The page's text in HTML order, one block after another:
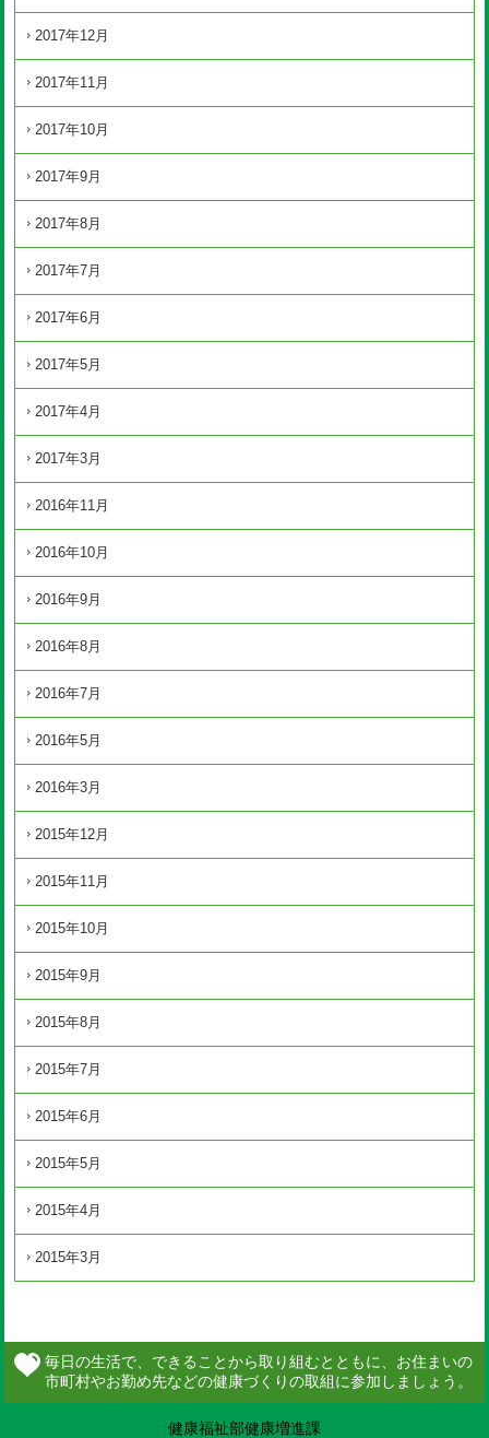
2017年12月
2017年11月
2017年10月
2017年9月
2017年8月
2017年7月
2017年6月
2017年5月
2017年4月
2017年3月
2016年11月
2016年10月
2016年9月
2016年8月
2016年7月
2016年5月
2016年3月
2015年12月
2015年11月
2015年10月
2015年9月
2015年8月
2015年7月
2015年6月
2015年5月
2015年4月
2015年3月
健康福祉部健康増進課